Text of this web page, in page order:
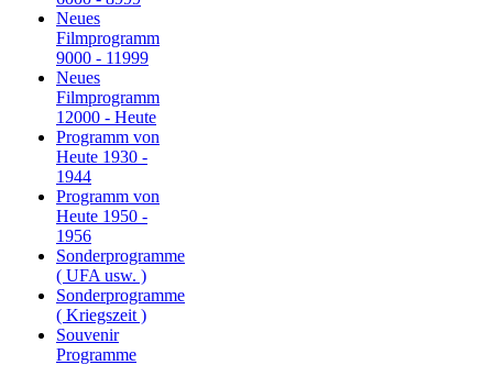
Neues
Filmprogramm
9000 - 11999
Neues
Filmprogramm
12000 - Heute
Programm von
Heute 1930 -
1944
Programm von
Heute 1950 -
1956
Sonderprogramme
( UFA usw. )
Sonderprogramme
( Kriegszeit )
Souvenir
Programme